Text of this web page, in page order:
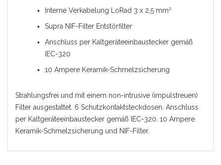
Interne Verkabelung LoRad 3 x 2,5 mm²
Supra NIF-Filter Entstörfilter
Anschluss per Kaltgeräteeinbaustecker gemäß
IEC-320
10 Ampere Keramik-Schmelzsicherung
Strahlungsfrei und mit einem non-intrusive (impulstreuen)
Filter ausgestattet. 6 Schutzkontaktsteckdosen. Anschluss
per Kaltgeräteeinbaustecker gemäß IEC-320. 10 Ampere
Keramik-Schmelzsicherung und NIF-Filter.